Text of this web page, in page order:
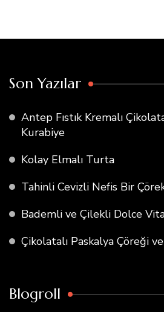
Son Yazılar
Antep Fıstık Kremalı
Kurabiye
Kolay Elmalı Turta
Tahinli Cevizli Nefis Bir
Bademli ve Çilekli Dolce
Çikolatalı Paskalya Çöreği
Blogroll